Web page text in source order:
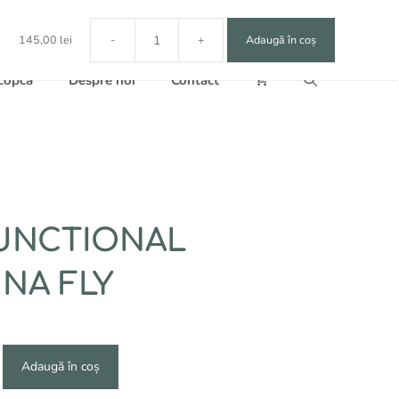
Despre noi Contact
FLY
Adaugă în coș
145,00 lei -
SUPORT
MULTIFUNCTIONAL
+ Adaugă în coș